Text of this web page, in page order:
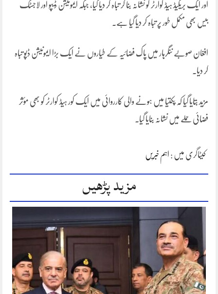
اور ایک بریگیڈ ہیڈ کوارٹر کو نشانہ بنا کر تباہ کر دیا گیا، جبکہ ایمونیشن ڈیپو اور لاجسٹک
بیس بھی مکمل طور پر تباہ کر دیا گیا ہے۔
افغان صوبے ننگرہار میں پاک فضائیہ کے طیاروں نے ایک بڑا ایمونیشن ڈپو تباہ
کر دیا۔
مزید بتایا گیا کہ پکتیا میں ہونے والی کارروائی میں ایک کور ہیڈ کوارٹر کو بھی مؤثر
فضائی حملے میں نشانہ بنایا گیا۔
کیٹاگری میں : اہم خبریں
مزید پڑھیں